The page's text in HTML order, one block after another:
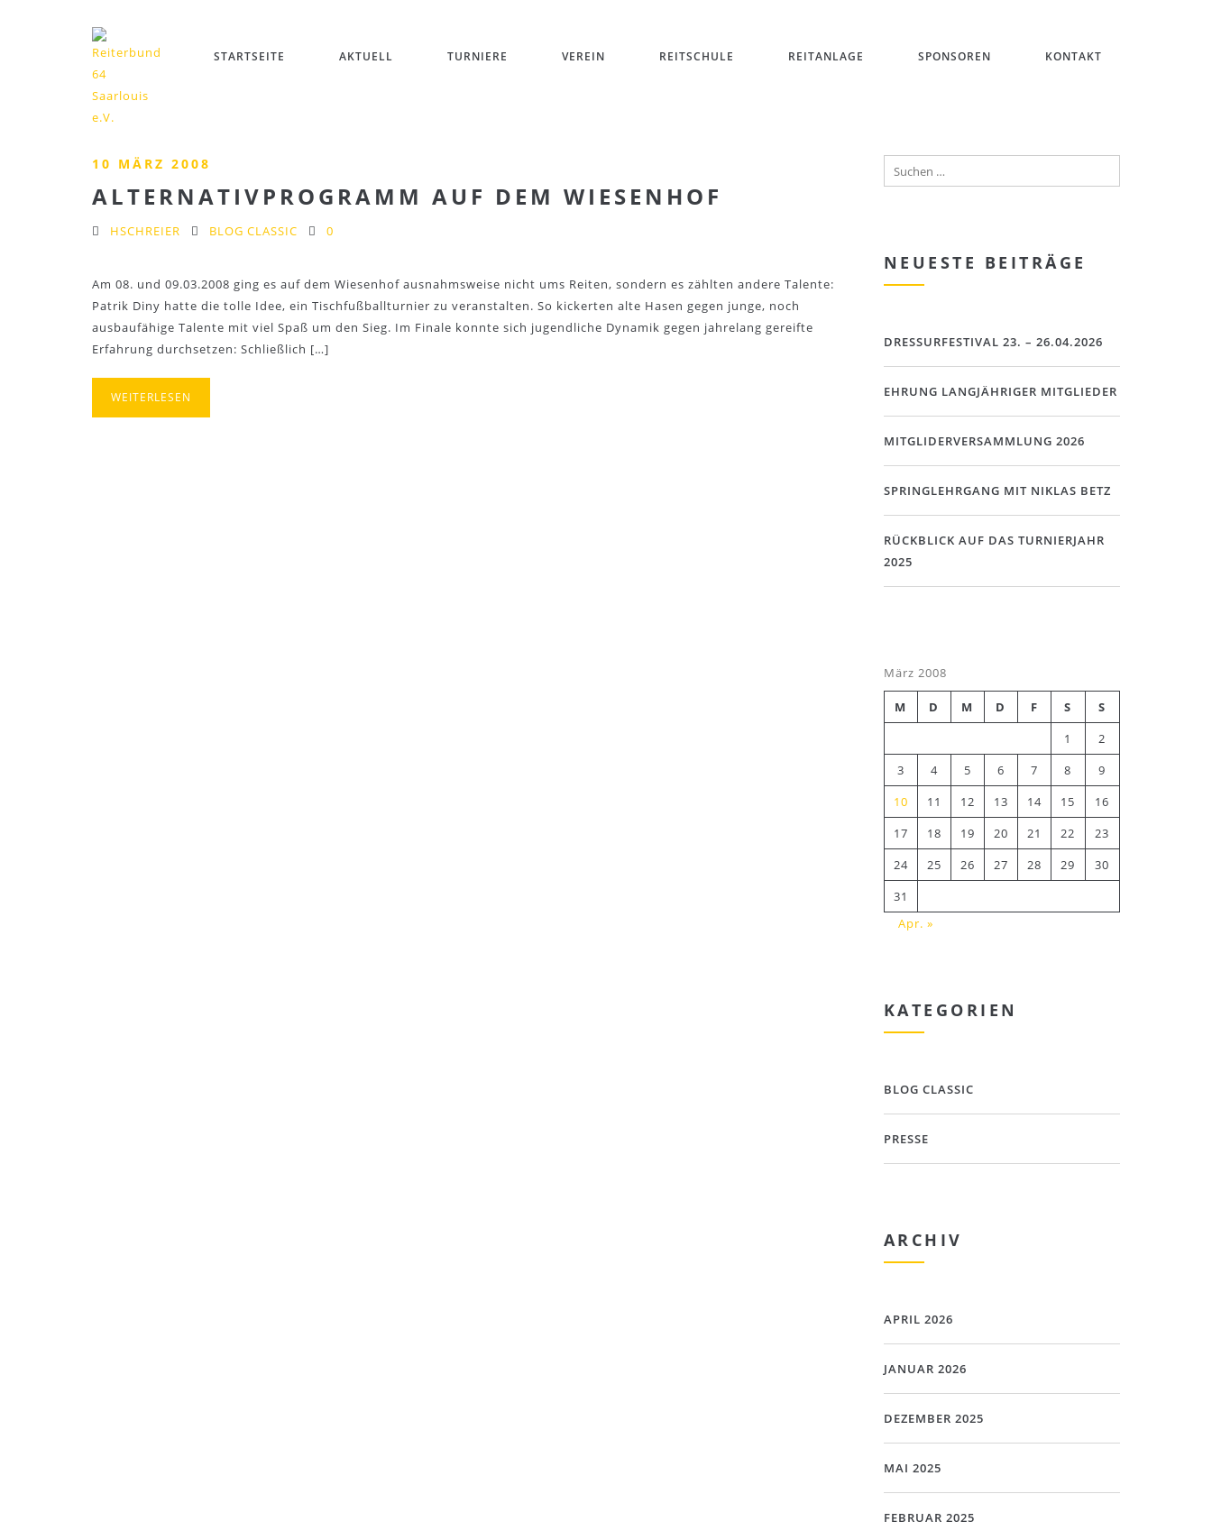
STARTSEITE AKTUELL TURNIERE VEREIN REITSCHULE REITANLAGE SPONSOREN KONTAKT
10 MÄRZ 2008
ALTERNATIVPROGRAMM AUF DEM WIESENHOF
HSCHREIER BLOG CLASSIC 0
Am 08. und 09.03.2008 ging es auf dem Wiesenhof ausnahmsweise nicht ums Reiten, sondern es zählten andere Talente:
Patrik Diny hatte die tolle Idee, ein Tischfußballturnier zu veranstalten. So kickerten alte Hasen gegen junge, noch
ausbaufähige Talente mit viel Spaß um den Sieg. Im Finale konnte sich jugendliche Dynamik gegen jahrelang gereifte
Erfahrung durchsetzen: Schließlich […]
WEITERLESEN
NEUESTE BEITRÄGE
DRESSURFESTIVAL 23. – 26.04.2026
EHRUNG LANGJÄHRIGER MITGLIEDER
MITGLIDERVERSAMMLUNG 2026
SPRINGLEHRGANG MIT NIKLAS BETZ
RÜCKBLICK AUF DAS TURNIERJAHR
2025
März 2008
M D M D F S
S
1
2
3
4 5 6 7 8
9
10
11 12 13 14 15
16
17
18 19 20 21 22
23
24
25 26 27 28 29
30
31
Apr. »
KATEGORIEN
BLOG CLASSIC
PRESSE
ARCHIV
APRIL 2026
JANUAR 2026
DEZEMBER 2025
MAI 2025
FEBRUAR 2025